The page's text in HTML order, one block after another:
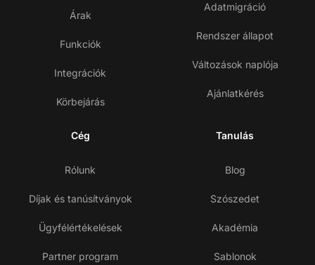
Árak
Funkciók
Integrációk
Körbejárás
Adatmigráció
Rendszer állapot
Változások naplója
Ajánlatkérés
Cég
Rólunk
Díjak és tanúsítványok
Ügyfélértékelések
Partner program
Tanulás
Blog
Szószedet
Akadémia
Sablonok